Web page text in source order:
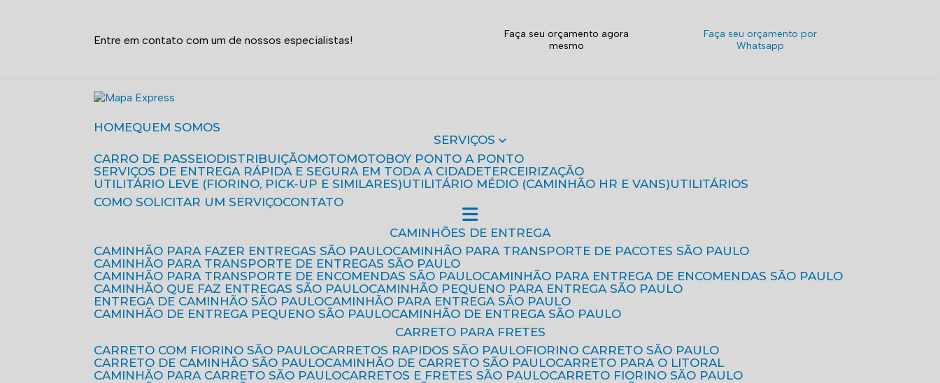
Entre em contato com um de nossos especialistas!
Faça seu orçamento agora
mesmo
Faça seu orçamento por
Whatsapp
HOME
QUEM SOMOS
SERVIÇOS
CARRO DE PASSEIO
DISTRIBUIÇÃO MOTO
MOTOBOY PONTO A PONTO
SERVIÇOS DE ENTREGA RÁPIDA E SEGURA EM TODA A CIDADE
TERCEIRIZAÇÃO
UTILITÁRIO LEVE (FIORINO, PICK-UP E SIMILARES)
UTILITÁRIO MÉDIO (CAMINHÃO HR E VANS)
UTILITÁRIOS
COMO SOLICITAR UM SERVIÇO CONTATO
CAMINHÕES DE ENTREGA
CAMINHÃO PARA FAZER ENTREGAS SÃO PAULO
CAMINHÃO PARA TRANSPORTE DE PACOTES SÃO PAULO
CAMINHÃO PARA TRANSPORTE DE ENTREGAS SÃO PAULO
CAMINHÃO PARA TRANSPORTE DE ENCOMENDAS SÃO PAULO
CAMINHÃO PARA ENTREGA DE ENCOMENDAS SÃO PAULO
CAMINHÃO QUE FAZ ENTREGAS SÃO PAULO
CAMINHÃO PEQUENO PARA ENTREGA SÃO PAULO
ENTREGA DE CAMINHÃO SÃO PAULO
CAMINHÃO PARA ENTREGA SÃO PAULO
CAMINHÃO DE ENTREGA PEQUENO SÃO PAULO
CAMINHÃO DE ENTREGA SÃO PAULO
CARRETO PARA FRETES
CARRETO COM FIORINO SÃO PAULO
CARRETOS RAPIDOS SÃO PAULO
FIORINO CARRETO SÃO PAULO
CARRETO DE CAMINHÃO SÃO PAULO
CAMINHÃO DE CARRETO SÃO PAULO
CARRETO PARA O LITORAL
CAMINHÃO PARA CARRETO SÃO PAULO
CARRETOS E FRETES SÃO PAULO
CARRETO FIORINO SÃO PAULO